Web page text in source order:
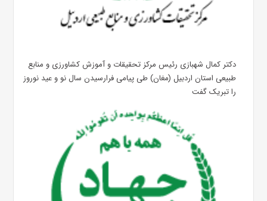
دکتر کمال شهبازی رئیس مرکز تحقیقات و آموزش کشاورزی و منابع
طبیعی استان اردبیل (مغان) طی پیامی فرارسیدن سال نو و عید نوروز
را تبریک گفت